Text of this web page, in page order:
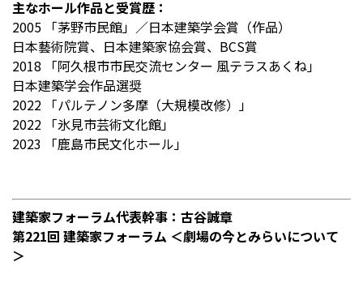
主なホール作品と受賞歴：
2005 「茅野市民館」／日本建築学会賞（作品）
日本藝術院賞、日本建築家協会賞、BCS賞
2018 「阿久根市市民交流センター 風テラスあくね」
日本建築学会作品選奨
2022 「パルテノン多摩（大規模改修）」
2022 「氷見市芸術文化館」
2023 「鹿島市民文化ホール」
建築家フォーラム代表幹事：古谷誠章
第221回 建築家フォーラム ＜劇場の今とみらいについて
＞